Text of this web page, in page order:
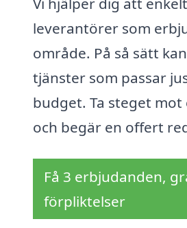
leverantörer som
område. På så sätt
tjänster som passar
budget. Ta steget
och begär en offert
Få 3 erbjudanden,
förpliktelser